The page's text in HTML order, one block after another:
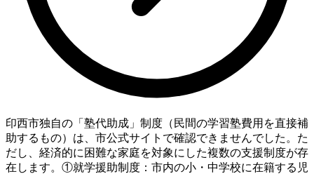
印西市独自の「塾代助成」制度（民間の学習塾費用を直接補
助するもの）は、市公式サイトで確認できませんでした。た
だし、経済的に困難な家庭を対象にした複数の支援制度が存
在します。①就学援助制度：市内の小・中学校に在籍する児